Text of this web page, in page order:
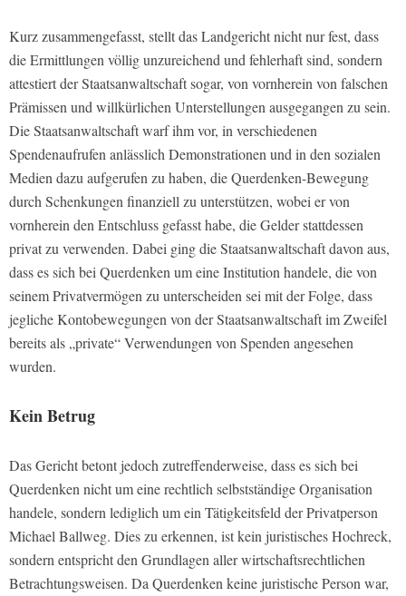
Kurz zusammengefasst, stellt das Landgericht nicht nur fest, dass
die Ermittlungen völlig unzureichend und fehlerhaft sind, sondern
attestiert der Staatsanwaltschaft sogar, von vornherein von falschen
Prämissen und willkürlichen Unterstellungen ausgegangen zu sein.
Die Staatsanwaltschaft warf ihm vor, in verschiedenen
Spendenaufrufen anlässlich Demonstrationen und in den sozialen
Medien dazu aufgerufen zu haben, die Querdenken-Bewegung
durch Schenkungen finanziell zu unterstützen, wobei er von
vornherein den Entschluss gefasst habe, die Gelder stattdessen
privat zu verwenden. Dabei ging die Staatsanwaltschaft davon aus,
dass es sich bei Querdenken um eine Institution handele, die von
seinem Privatvermögen zu unterscheiden sei mit der Folge, dass
jegliche Kontobewegungen von der Staatsanwaltschaft im Zweifel
bereits als „private“ Verwendungen von Spenden angesehen
wurden.
Kein Betrug
Das Gericht betont jedoch zutreffenderweise, dass es sich bei
Querdenken nicht um eine rechtlich selbstständige Organisation
handele, sondern lediglich um ein Tätigkeitsfeld der Privatperson
Michael Ballweg. Dies zu erkennen, ist kein juristisches Hochreck,
sondern entspricht den Grundlagen aller wirtschaftsrechtlichen
Betrachtungsweisen. Da Querdenken keine juristische Person war,